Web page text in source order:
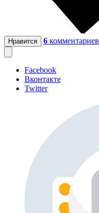
Нравится 6 комментариев
Facebook
Вконтакте
Twitter